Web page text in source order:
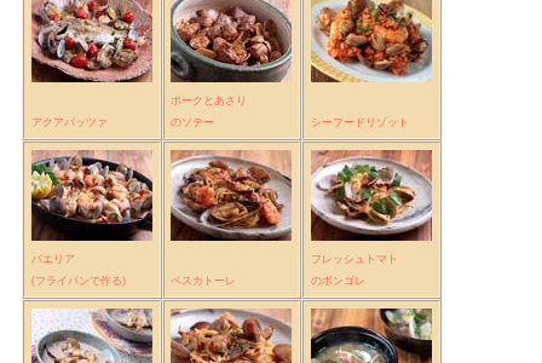
アクアパッツァ
ポークとあさり
のソテー
シーフードリゾット
パエリア
(フライパンで作る)
ペスカトーレ
フレッシュトマト
のボンゴレ